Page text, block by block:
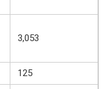
3,053
125